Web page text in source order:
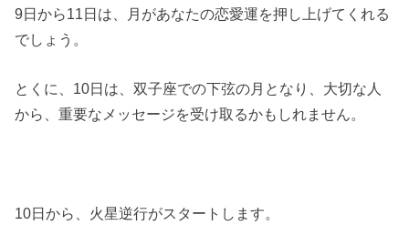
9日から11日は、月があなたの恋愛運を押し上げてくれる
でしょう。
とくに、10日は、双子座での下弦の月となり、大切な人
から、重要なメッセージを受け取るかもしれません。
10日から、火星逆行がスタートします。